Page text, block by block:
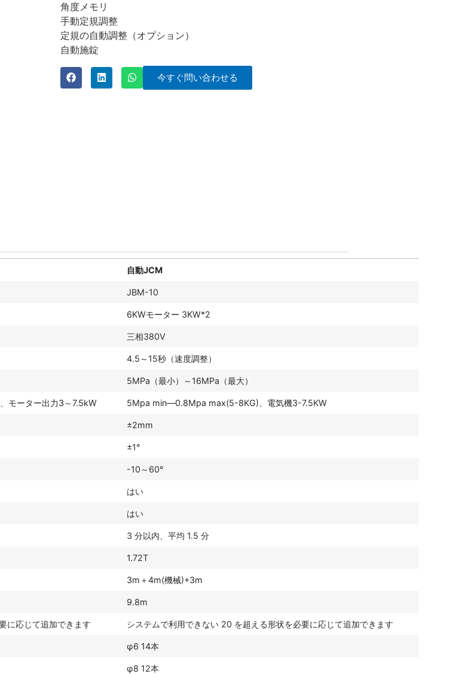
角度メモリ
手動定規調整
定規の自動調整（オプション）
自動施錠
今すぐ問い合わせる
自動JCM
JBM-10
6KWモーター 3KW*2
三相380V
4.5～15秒（速度調整）
5MPa（最小）～16MPa（最大）
モーター出力3～7.5kW 5Mpa min—0.8Mpa max(5-8KG)、電気機3-7.5KW
±2mm
±1°
-10～60°
はい
はい
3 分以内、平均 1.5 分
1.72T
3m＋4m(機械)+3m
9.8m
に応じて追加できます システムで利用できない 20 を超える形状を必要に応じて追加できます
φ6 14本
φ8 12本